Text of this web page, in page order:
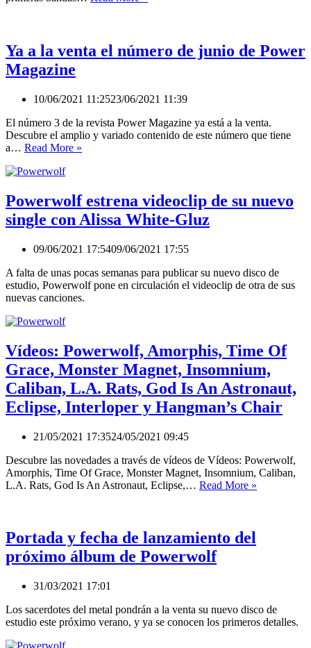
2021:
Bullhead
Ya a la venta el número de junio de Power
Magazine
10/06/2021 11:2523/06/2021 11:39
El número 3 de la revista Power Magazine ya está a la venta.
Descubre el amplio y variado contenido de este número que tiene
a… Read More »
el
número
de
de
Magazine
Powerwolf estrena videoclip de su nuevo
single con Alissa White-Gluz
09/06/2021 17:5409/06/2021 17:55
A falta de unas pocas semanas para publicar su nuevo disco de
estudio, Powerwolf pone en circulación el videoclip de otra de sus
nuevas canciones.
Vídeos: Powerwolf, Amorphis, Time Of
Grace, Monster Magnet, Insomnium,
Caliban, L.A. Rats, God Is An Astronaut,
Eclipse, Interloper y Hangman’s Chair
21/05/2021 17:3524/05/2021 09:45
Descubre las novedades a través de vídeos de Vídeos: Powerwolf,
Amorphis, Time Of Grace, Monster Magnet, Insomnium, Caliban,
L.A. Rats, God Is An Astronaut, Eclipse,… Read More »
L.A.
Rats,
Portada y fecha de lanzamiento del
próximo álbum de Powerwolf
31/03/2021 17:01
Los sacerdotes del metal pondrán a la venta su nuevo disco de
estudio este próximo verano, y ya se conocen los primeros detalles.